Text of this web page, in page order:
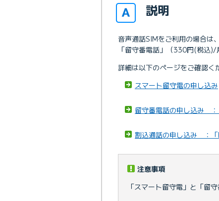
説明
音声通話SIMをご利用の場合は
「留守番電話」（330円(税込
詳細は以下のページをご確認く
スマート留守電の申し込み
留守番電話の申し込み ：
割込通話の申し込み ：「
注意事項
「スマート留守電」と「留